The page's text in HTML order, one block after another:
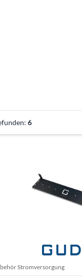
6
Stromversorgung